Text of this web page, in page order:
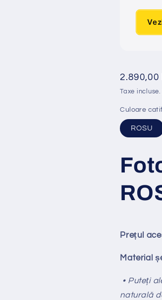
Preț
obișnuit
2.890,00
Taxe incluse.
Culoare
ROSU
Prețul
Material
• Puteți
naturală